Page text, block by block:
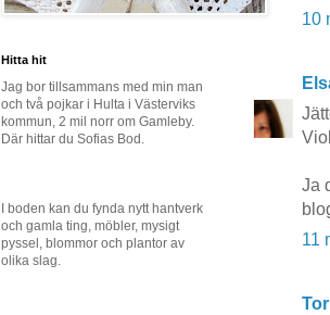
10
Ja
11
Hitta hit
Jag bor tillsammans med min man
och två pojkar i Hulta i Västerviks
kommun, 2 mil norr om Gamleby.
Där hittar du Sofias Bod.
I boden kan du fynda nytt hantverk
och gamla ting, möbler, mysigt
pyssel, blommor och plantor av
olika slag.